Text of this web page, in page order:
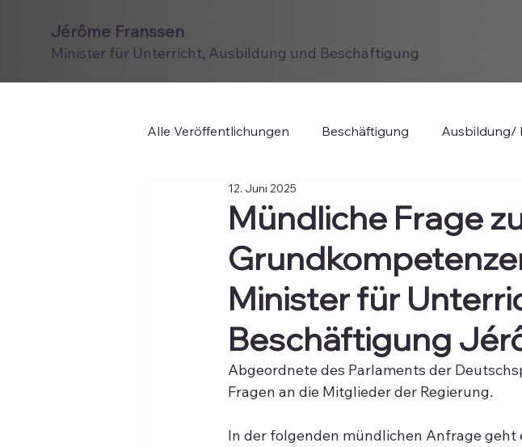
Jérôme Franssen
Minister für Unterricht, Ausbildung und Beschäftigung
Alle Veröffentlichungen Beschäftigung Ausbildung/
Mündliche Frage
Minister für
Beschäftigung
12. Juni 2025
Abgeordnete des Parlaments der
Fragen an die Mitglieder der Regierung.
In der folgenden mündlichen Anfrage geht